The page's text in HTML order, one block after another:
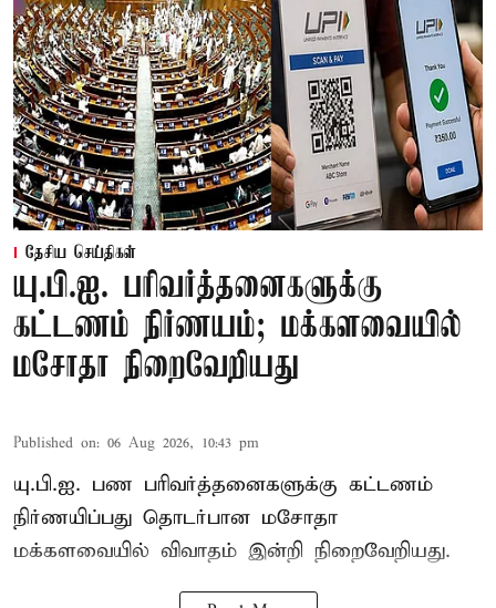
தேசிய செய்திகள்
யு.பி.ஐ. பரிவர்த்தனைகளுக்கு
கட்டணம் நிர்ணயம்; மக்களவையில்
மசோதா நிறைவேறியது
Published on: 06 Aug 2026, 10:43 pm
யு.பி.ஐ. பண பரிவர்த்தனைகளுக்கு கட்டணம்
நிர்ணயிப்பது தொடர்பான மசோதா
மக்களவையில் விவாதம் இன்றி நிறைவேறியது.